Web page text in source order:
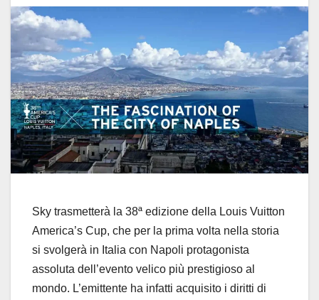
Sky trasmetterà la 38ª edizione della Louis Vuitton
America’s Cup, che per la prima volta nella storia
si svolgerà in Italia con Napoli protagonista
assoluta dell’evento velico più prestigioso al
mondo. L’emittente ha infatti acquisito i diritti di